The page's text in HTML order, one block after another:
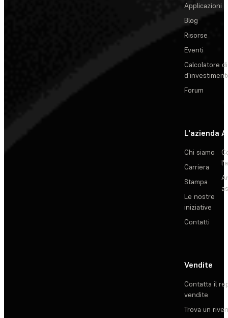
Applicazioni
Blog
Risorse
Eventi
Calcolatore
Forum
L'azienda
Chi siamo
Carriera
Stampa
Le nostre
iniziative
Contatti
Vendite
Contatta il
vendite
Trova un